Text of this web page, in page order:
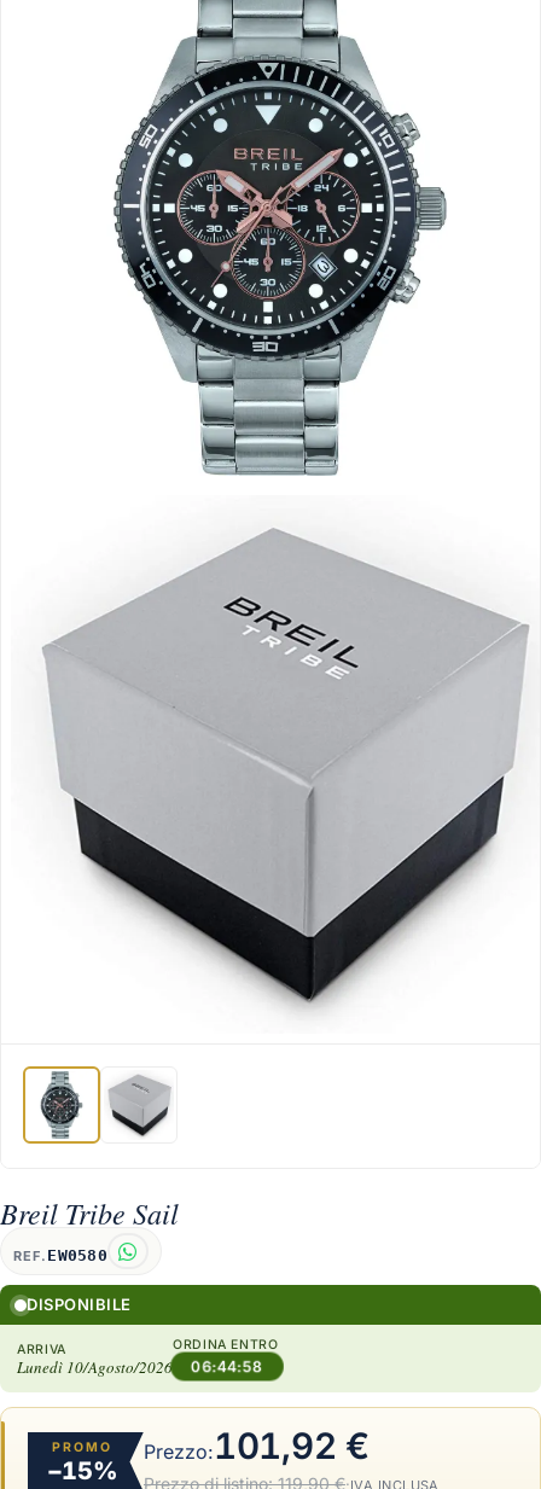
Breil Tribe Sail
REF. EW0580
DISPONIBILE
ARRIVA
Lunedì 10/Agosto/2026
ORDINA ENTRO
06:44:57
PROMO
−15%
Prezzo:101,92 €
Prezzo di listino:119,90 €·IVA INCLUSA